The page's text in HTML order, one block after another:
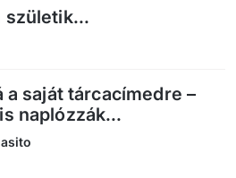
születik...
a saját tárcacímedre –
naplózzák...